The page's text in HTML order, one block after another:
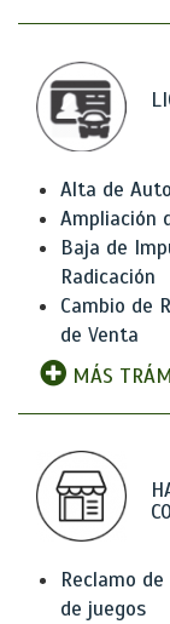
Alta de
Ampliación
Baja de
Radicación
Cambio de
de Venta
MÁS
Reclamo
de juegos